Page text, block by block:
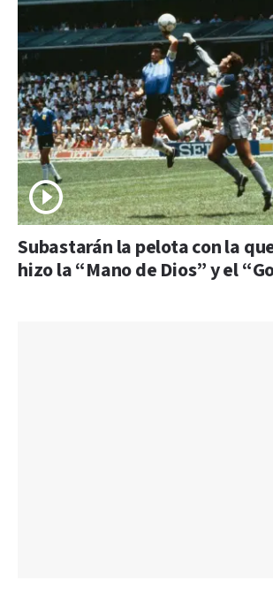
Subastarán la pelota con la
hizo la “Mano de Dios” y el